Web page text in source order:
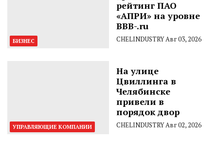
БИЗНЕС
рейтинг ПАО
«АПРИ» на уровне
BBB-.ru
CHELINDUSTRYАвг 03, 2026
УПРАВЛЯЮЩИЕ КОМПАНИИ
На улице
Цвиллинга в
Челябинске
привели в
порядок двор
CHELINDUSTRYАвг 02, 2026